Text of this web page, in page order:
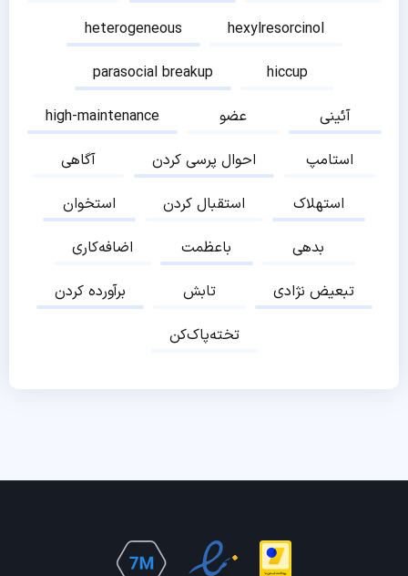
heterogeneous
hexylresorcinol
parasocial breakup
hiccup
high-maintenance
عضو
آئینی
آگاهی
احوال پرسی کردن
استامپ
استخوان
استقبال کردن
استهلاک
اضافه‌کاری
باعظمت
بدهی
برآورده کردن
تابش
تبعیض نژادی
تخته‌پاک‌کن